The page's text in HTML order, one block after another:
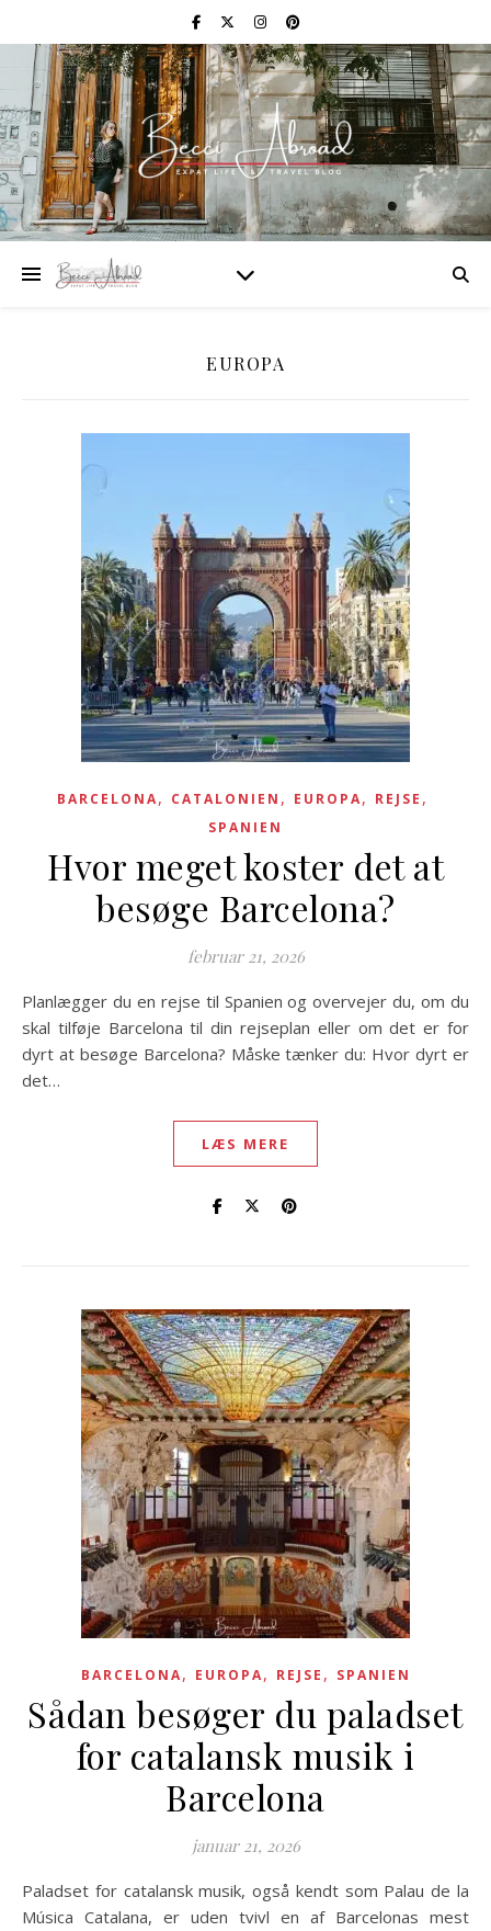
EUROPA
BARCELONA, CATALONIEN , EUROPA, REJSE ,
SPANIEN
Hvor meget koster det at
besøge Barcelona?
februar 21, 2026
Planlægger du en rejse til Spanien og overvejer du, om du
skal tilføje Barcelona til din rejseplan eller om det er for
dyrt at besøge Barcelona? Måske tænker du: Hvor dyrt er
det…
LÆS MERE
BARCELONA, EUROPA, REJSE , SPANIEN
Sådan besøger du paladset
for catalansk musik i
Barcelona
januar 21, 2026
Paladset for catalansk musik, også kendt som Palau de la
Música Catalana, er uden tvivl en af Barcelonas mest